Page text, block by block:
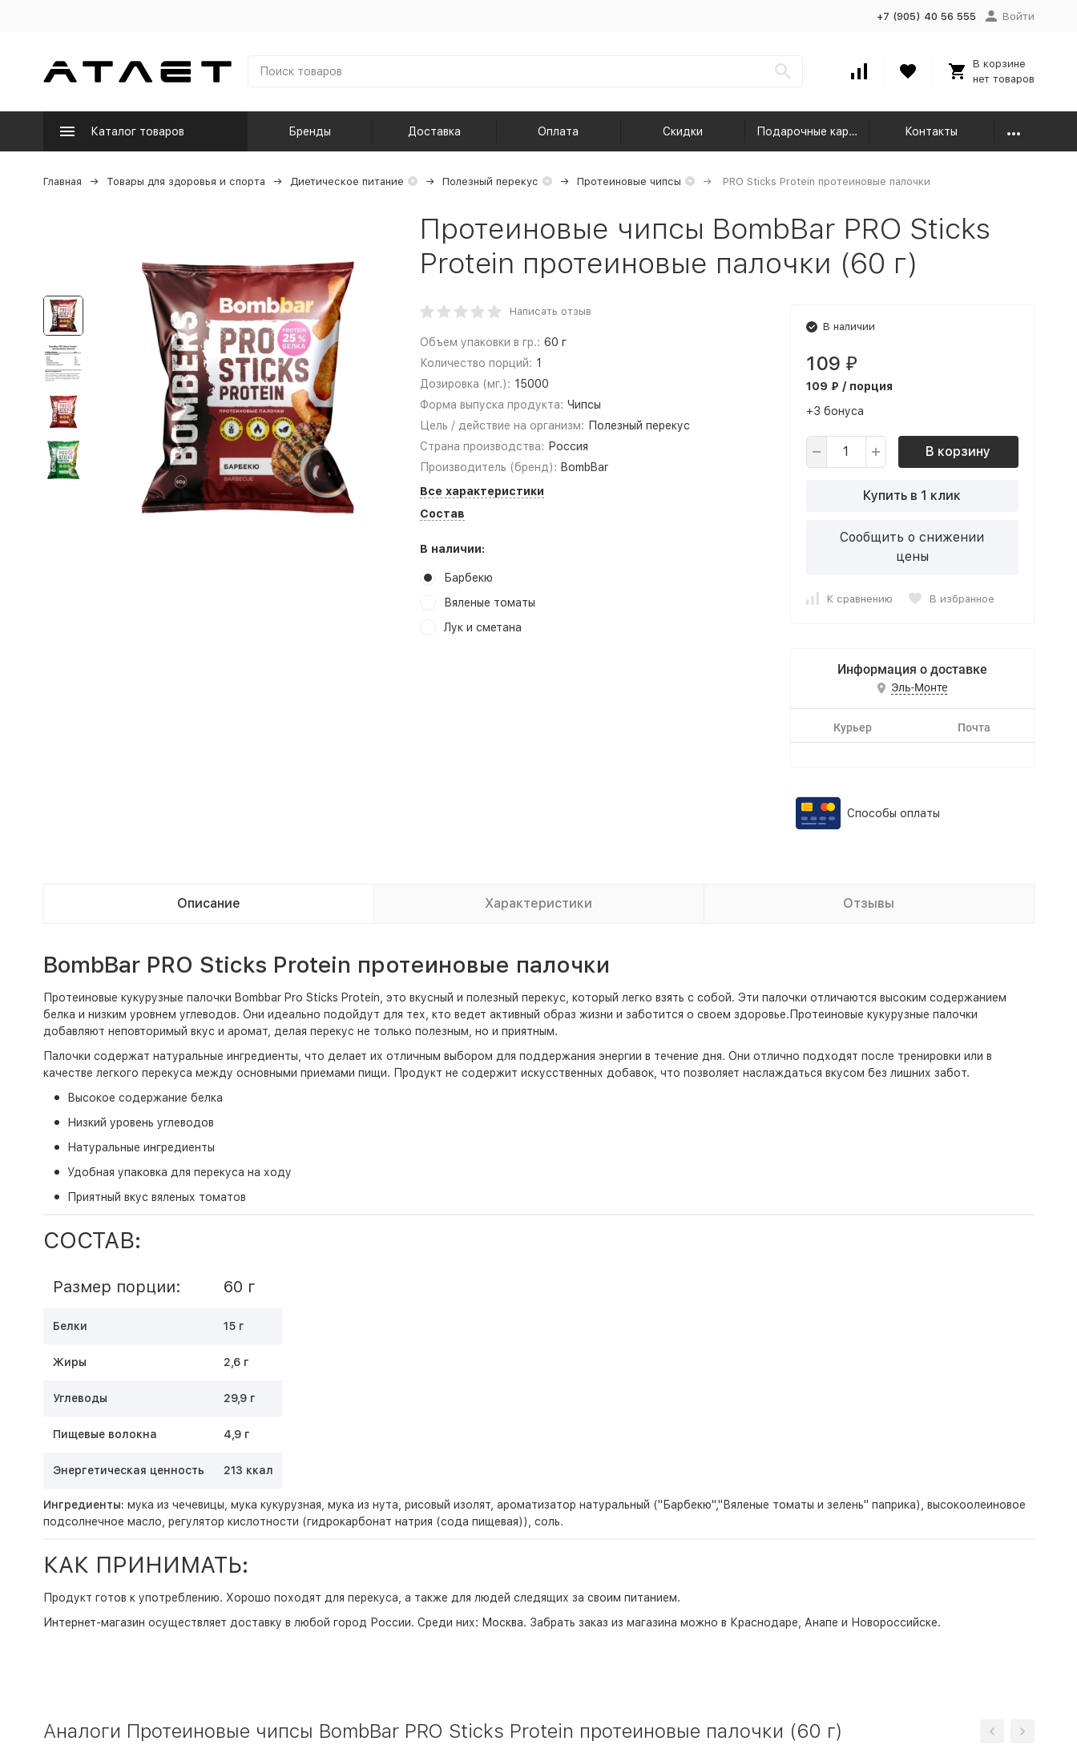
+7 (905) 40 56 555 Войти
В корзине
нет товаров
Каталог товаров Бренды Доставка Оплата Скидки Подарочные карты Контакты
Главная Товары для здоровья и спорта Диетическое питание Полезный перекус Протеиновые чипсы PRO Sticks Protein протеиновые палочки
Протеиновые чипсы BombBar PRO Sticks
Protein протеиновые палочки (60 г)
Написать отзыв
Объем упаковки в гр.: 60 г
Количество порций: 1
Дозировка (мг.): 15000
Форма выпуска продукта: Чипсы
Цель / действие на организм: Полезный перекус
Страна производства: Россия
Производитель (бренд): BombBar
Все характеристики
Состав
В наличии:
Барбекю
Вяленые томаты
Лук и сметана
В наличии
109 ₽
109 ₽ / порция
+3 бонуса
В корзину
Купить в 1 клик
Сообщить о снижении
цены
К сравнению В избранное
Информация о доставке
Эль-Монте
Курьер Почта
Способы оплаты
Описание Характеристики Отзывы
BombBar PRO Sticks Protein протеиновые палочки
Протеиновые кукурузные палочки Bombbar Pro Sticks Protein, это вкусный и полезный перекус, который легко взять с собой. Эти палочки отличаются высоким содержанием
белка и низким уровнем углеводов. Они идеально подойдут для тех, кто ведет активный образ жизни и заботится о своем здоровье.Протеиновые кукурузные палочки
добавляют неповторимый вкус и аромат, делая перекус не только полезным, но и приятным.
Палочки содержат натуральные ингредиенты, что делает их отличным выбором для поддержания энергии в течение дня. Они отлично подходят после тренировки или в
качестве легкого перекуса между основными приемами пищи. Продукт не содержит искусственных добавок, что позволяет наслаждаться вкусом без лишних забот.
Высокое содержание белка
Низкий уровень углеводов
Натуральные ингредиенты
Удобная упаковка для перекуса на ходу
Приятный вкус вяленых томатов
СОСТАВ:
Размер порции: 60 г
Белки 15 г
Жиры 2,6 г
Углеводы 29,9 г
Пищевые волокна 4,9 г
Энергетическая ценность 213 ккал
Ингредиенты: мука из чечевицы, мука кукурузная, мука из нута, рисовый изолят, ароматизатор натуральный ("Барбекю","Вяленые томаты и зелень" паприка), высокоолеиновое
подсолнечное масло, регулятор кислотности (гидрокарбонат натрия (сода пищевая)), соль.
КАК ПРИНИМАТЬ:
Продукт готов к употреблению. Хорошо походят для перекуса, а также для людей следящих за своим питанием.
Интернет-магазин осуществляет доставку в любой город России. Среди них: Москва. Забрать заказ из магазина можно в Краснодаре, Анапе и Новороссийске.
Аналоги Протеиновые чипсы BombBar PRO Sticks Protein протеиновые палочки (60 г)